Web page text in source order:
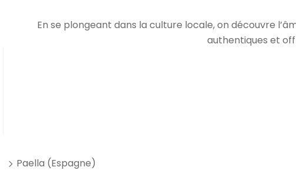
En se plongeant dans la culture locale, on découvre
authentiques et
Paella (Espagne)